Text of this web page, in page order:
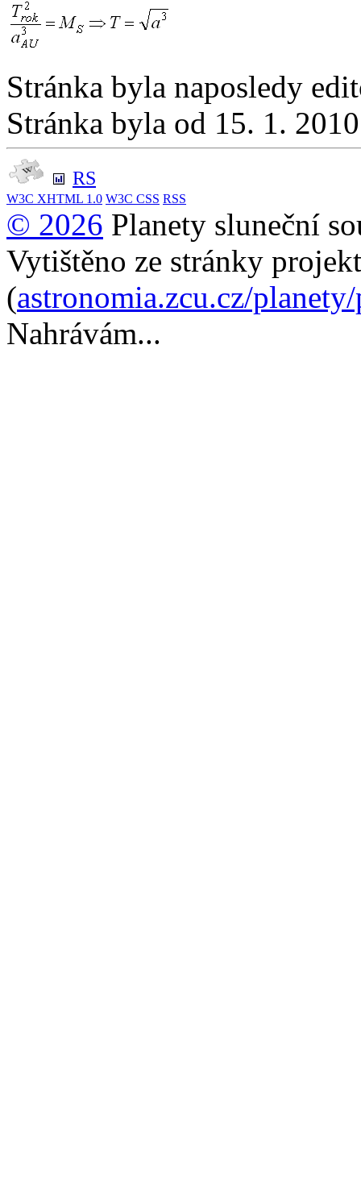
Stránka byla naposledy
Stránka byla od 15. 1.
RS
W3C XHTML 1.0 W3C CSS RSS
© 2026 Planety sluneční
Vytištěno ze stránky
(astronomia.zcu.cz/
Nahrávám...